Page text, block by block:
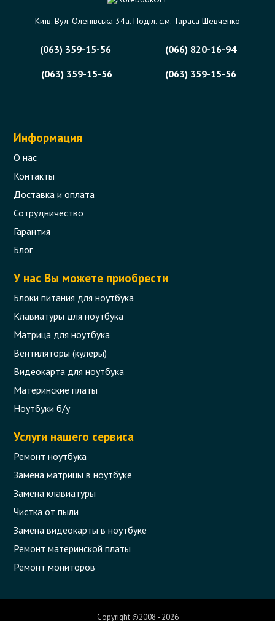
Київ. Вул. Оленівська 34а. Поділ. с.м. Тараса Шевченко
(063) 359-15-56
(066) 820-16-94
(063) 359-15-56
(063) 359-15-56
Информация
О нас
Контакты
Доставка и оплата
Сотрудничество
Гарантия
Блог
У нас Вы можете приобрести
Блоки питания для ноутбука
Клавиатуры для ноутбука
Матрица для ноутбука
Вентиляторы (кулеры)
Видеокарта для ноутбука
Материнские платы
Ноутбуки б/у
Услуги нашего сервиса
Ремонт ноутбука
Замена матрицы в ноутбуке
Замена клавиатуры
Чистка от пыли
Замена видеокарты в ноутбуке
Ремонт материнской платы
Ремонт мониторов
Copyright ©2008 - 2026